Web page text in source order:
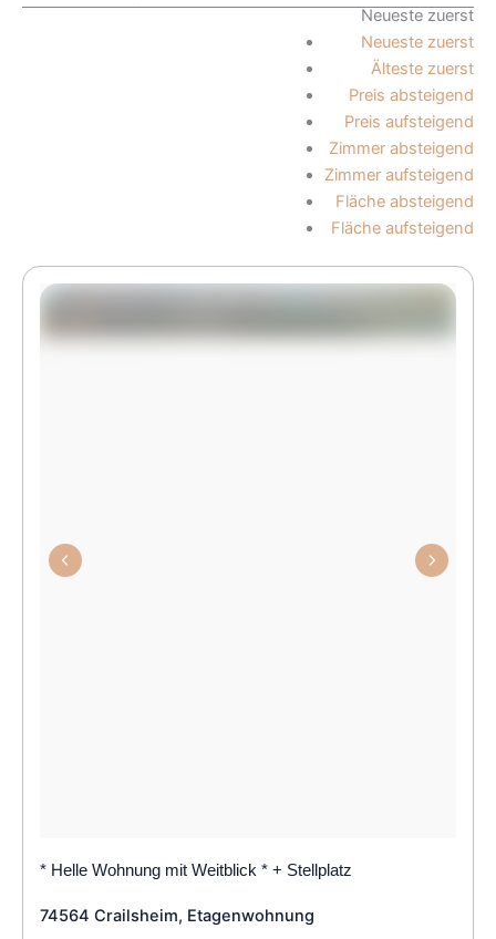
Neueste zuerst
Neueste zuerst
Älteste zuerst
Preis absteigend
Preis aufsteigend
Zimmer absteigend
Zimmer aufsteigend
Fläche absteigend
Fläche aufsteigend
* Helle Wohnung mit Weitblick * + Stellplatz
74564 Crailsheim, Etagenwohnung